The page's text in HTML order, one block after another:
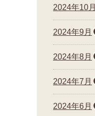
2024年10月
2024年9月
2024年8月
2024年7月
2024年6月